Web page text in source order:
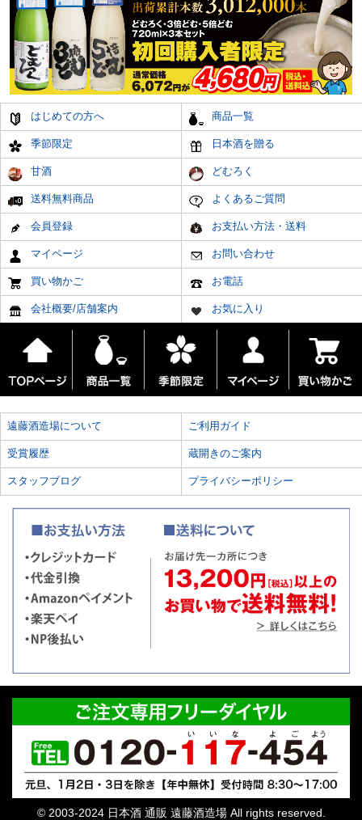
はじめての方へ 商品一覧
季節限定 日本酒を贈る
甘酒 どむろく
送料無料商品 よくあるご質問
会員登録 お支払い方法・送料
マイページ お問い合わせ
買い物かご お電話
会社概要/店舗案内 お気に入り
遠藤酒造場について ご利用ガイド
受賞履歴 蔵開きのご案内
スタッフブログ プライバシーポリシー
© 2003-2024 日本酒 通販 遠藤酒造場 All rights reserved.